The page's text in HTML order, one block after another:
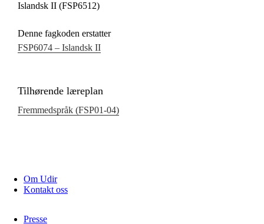
Islandsk II (FSP6512)
Denne fagkoden erstatter
FSP6074 – Islandsk II
Tilhørende læreplan
Fremmedspråk (FSP01‑04)
Om Udir
Kontakt oss
Presse